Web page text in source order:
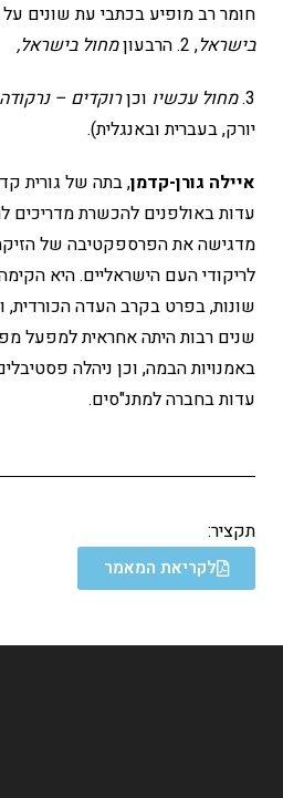
חומר רב מופיע בכתבי עת שונים על מחול: 1.
בישראל, 2. הרבעון
מחול בישראל,
3. מחול עכשיו וכןרוקדים – נרקודה
יורק, בעברית ובאנגלית).
איילה גורן-קדמן, בתה של גורית
עדות באולפנים להכשרת מדריכים
מדגישה את הפרספקטיבה של הזיקה
לריקודי העם הישראליים. היא
שונות, בפרט בקרב העדה הכורדית,
שנים רבות היתה אחראית למפעל
באמנויות הבמה, וכן ניהלה
עדות בחברה למתנ"סים.
תקציר:
לקריאת המאמר